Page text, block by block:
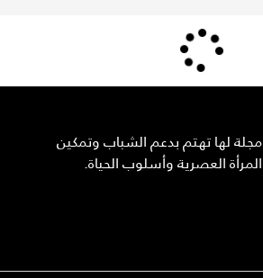
مجلة لها تهتم بدعم الشباب وتمكين
المرأة العصرية وأسلوب الحياة.